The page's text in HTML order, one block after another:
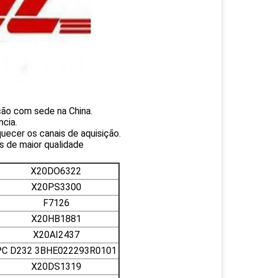
com sede na China.
os canais de aquisição.
de maior qualidade
X20DO6322
X20PS3300
F7126
X20HB1881
X20AI2437
D232 3BHE022293R0101
X20DS1319